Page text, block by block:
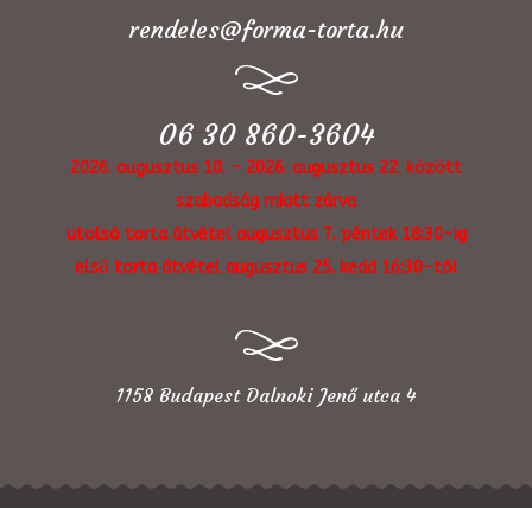
rendeles@forma-torta.hu
06 30 860-3604
2026. augusztus 10. - 2026. augusztus 22. között
szabadság miatt zárva
utolsó torta átvétel augusztus 7. péntek 18:30-ig
első torta átvétel augusztus 25. kedd 16:30-tól
1158 Budapest Dalnoki Jenő utca 4